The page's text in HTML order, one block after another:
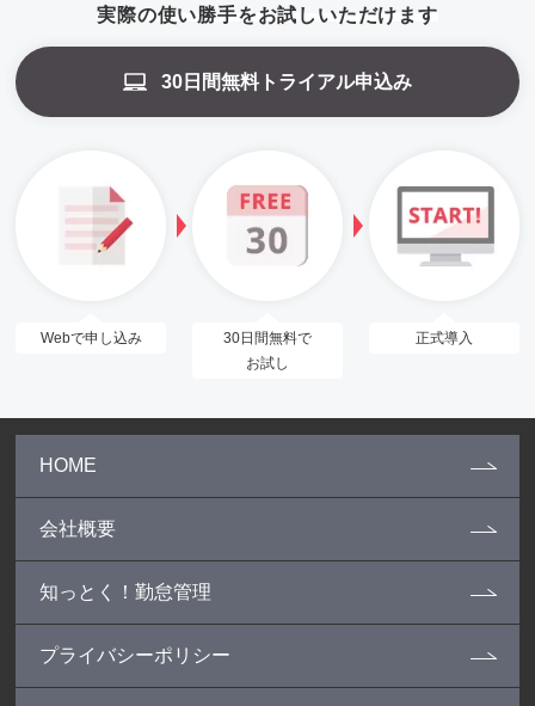
実際の使い勝手をお試しいただけます
30日間無料トライアル申込み
Webで申し込み
30日間無料で
お試し
正式導入
HOME
会社概要
知っとく！勤怠管理
プライバシーポリシー